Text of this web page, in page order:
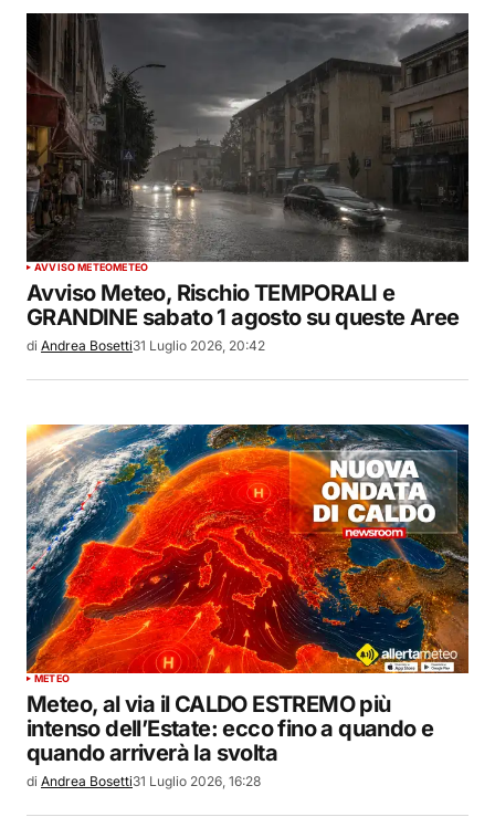
AVVISO METEOMETEO
Avviso Meteo, Rischio TEMPORALI e
GRANDINE sabato 1 agosto su queste Aree
di Andrea Bosetti31 Luglio 2026, 20:42
METEO
Meteo, al via il CALDO ESTREMO più
intenso dell’Estate: ecco fino a quando e
quando arriverà la svolta
di Andrea Bosetti31 Luglio 2026, 16:28